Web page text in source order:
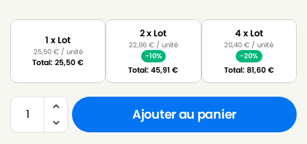
1 x Lot
25,50 €/ unité
Total:25,50€
2 x Lot
22,96 €/ unité
-10%
Total:45,91€
4 x Lot
20,40€ / unité
-20%
Total:81,60€
Ajouter au panier